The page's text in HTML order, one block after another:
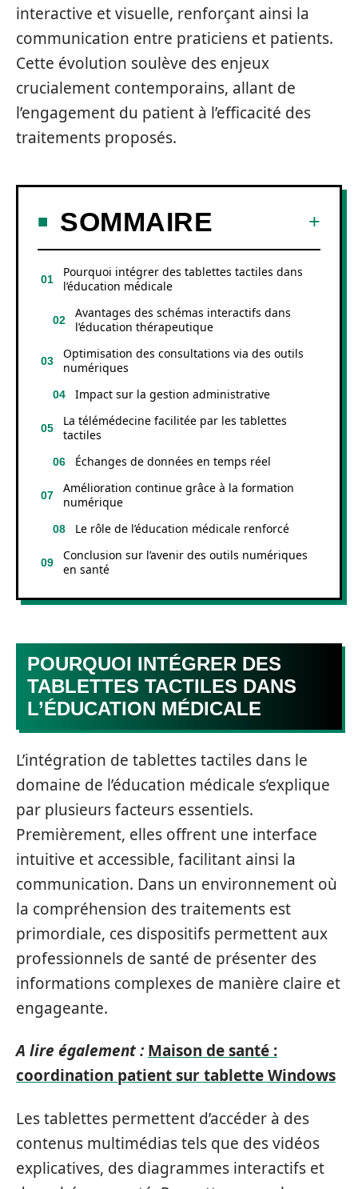
interactive et visuelle, renforçant ainsi la
communication entre praticiens et patients.
Cette évolution soulève des enjeux
crucialement contemporains, allant de
l’engagement du patient à l’efficacité des
traitements proposés.
SOMMAIRE
Pourquoi intégrer des tablettes tactiles dans
l’éducation médicale
Avantages des schémas interactifs dans
l’éducation thérapeutique
Optimisation des consultations via des outils
numériques
Impact sur la gestion administrative
La télémédecine facilitée par les tablettes
tactiles
Échanges de données en temps réel
Amélioration continue grâce à la formation
numérique
Le rôle de l’éducation médicale renforcé
Conclusion sur l’avenir des outils numériques
en santé
POURQUOI INTÉGRER DES
TABLETTES TACTILES DANS
L’ÉDUCATION MÉDICALE
L’intégration de tablettes tactiles dans le
domaine de l’éducation médicale s’explique
par plusieurs facteurs essentiels.
Premièrement, elles offrent une interface
intuitive et accessible, facilitant ainsi la
communication. Dans un environnement où
la compréhension des traitements est
primordiale, ces dispositifs permettent aux
professionnels de santé de présenter des
informations complexes de manière claire et
engageante.
A lire également : Maison de santé :
coordination patient sur tablette Windows
Les tablettes permettent d’accéder à des
contenus multimédias tels que des vidéos
explicatives, des diagrammes interactifs et